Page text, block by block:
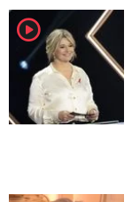
player2